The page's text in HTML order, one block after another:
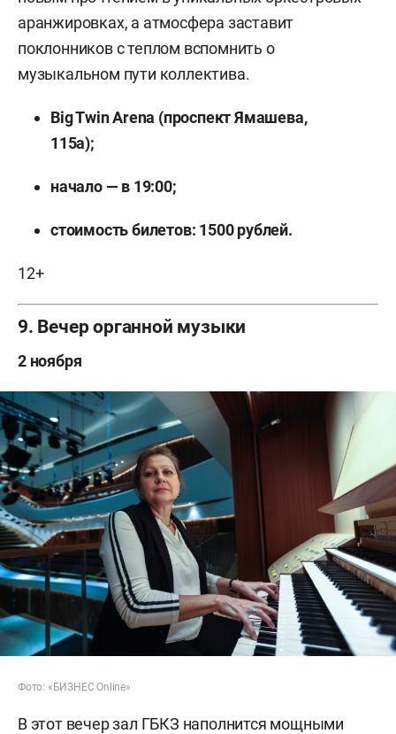
аранжировках, а атмосфера заставит
поклонников с теплом вспомнить о
музыкальном пути коллектива.
Big Twin Arena (проспект Ямашева,
115а);
начало — в 19:00;
стоимость билетов: 1500 рублей.
12+
9. Вечер органной музыки
2 ноября
Фото: «БИЗНЕС Online»
В этот вечер зал ГБКЗ наполнится мощными